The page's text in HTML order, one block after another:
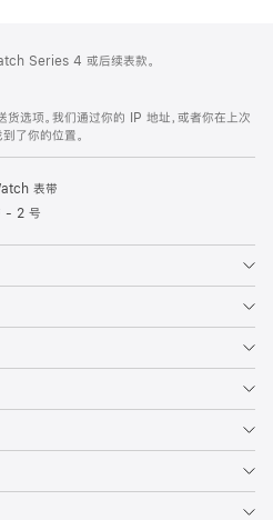
Series 4 或后续表款。
选项。我们通过你的 IP 地址，或者你在上次
了你的位置。
表带
- 2 号